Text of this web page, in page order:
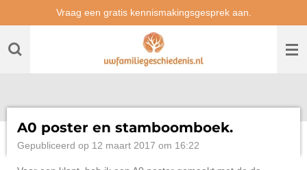
naar
hoofdinhoud
Vraag een gratis kennismakingsgesprek aan.
A0 poster en stamboomboek.
Gepubliceerd op 12 maart 2017 om 16:22